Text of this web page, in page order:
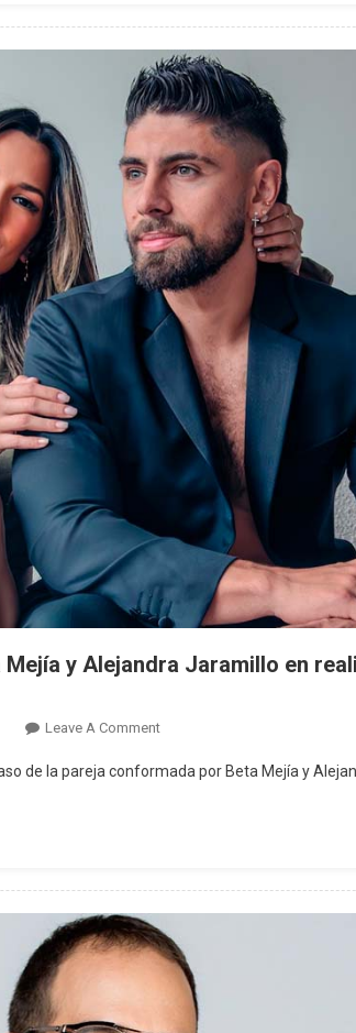
y Alejandra Jaramillo en
Leave A CommentOn
Piden
Alejandra
Jaramillo
En
Reality
de la pareja conformada por Beta Mejía y